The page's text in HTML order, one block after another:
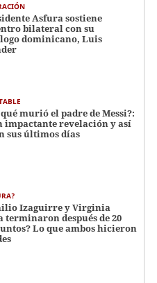
Asfura sostiene
bilateral con su
dominicano, Luis
qué murió el padre de Messi?:
impactante revelación y así
sus últimos días
Izaguirre y Virginia
terminaron después de 20
Lo que ambos hicieron